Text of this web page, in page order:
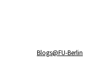
Blogs@FU-Berlin